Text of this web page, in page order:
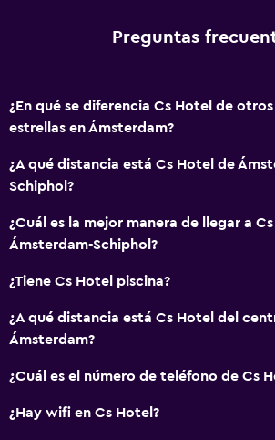
Servicios y facilidades
Check-out exprés
Caja fuerte
Check-in/check-out privado
Recepción 24 horas
Acceso con tarjeta
Cámaras CCTV en el exterior
Cámaras CCTV en zonas comunes
Preguntas
¿En qué se diferencia Cs Hotel de
estrellas en Ámsterdam?
¿A qué distancia está Cs Hotel de
Schiphol?
¿Cuál es la mejor manera de llegar a
Ámsterdam-Schiphol?
¿Tiene Cs Hotel piscina?
¿A qué distancia está Cs Hotel del
Ámsterdam?
¿Cuál es el número de teléfono de Cs
¿Hay wifi en Cs Hotel?